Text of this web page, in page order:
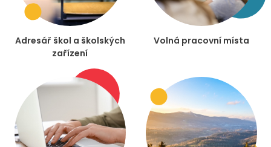
Adresář škol a školských
zařízení
Volná pracovní místa